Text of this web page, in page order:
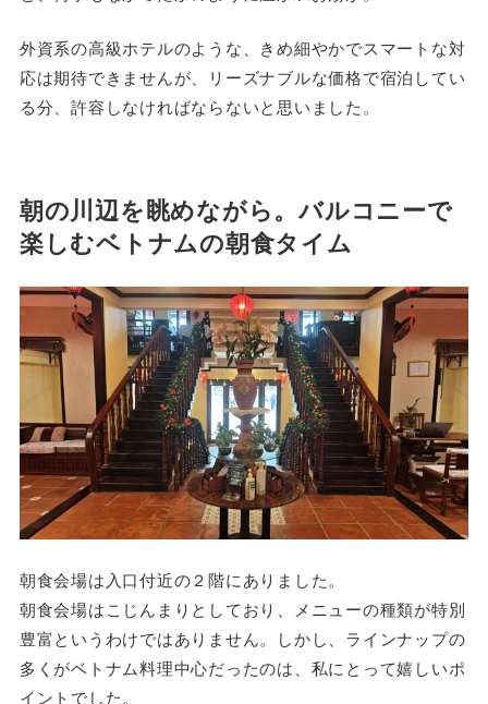
外資系の高級ホテルのような、きめ細やかでスマートな対
応は期待できませんが、リーズナブルな価格で宿泊してい
る分、許容しなければならないと思いました。
朝の川辺を眺めながら。バルコニーで
楽しむベトナムの朝食タイム
朝食会場は入口付近の２階にありました。
朝食会場はこじんまりとしており、メニューの種類が特別
豊富というわけではありません。しかし、ラインナップの
多くがベトナム料理中心だったのは、私にとって嬉しいポ
イントでした。